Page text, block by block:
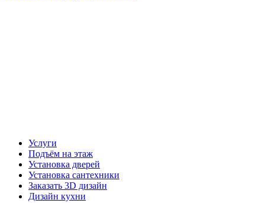
Услуги
Подъём на этаж
Установка дверей
Установка сантехники
Заказать 3D дизайн
Дизайн кухни